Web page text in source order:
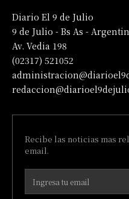
Diario El 9 de Julio
9 de Julio - Bs As -
Av. Vedia 198
(02317) 521052
Recibe las noticias mas
email.